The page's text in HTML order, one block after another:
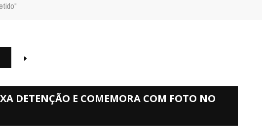
DETENÇÃO E COMEMORA COM FOTO NO